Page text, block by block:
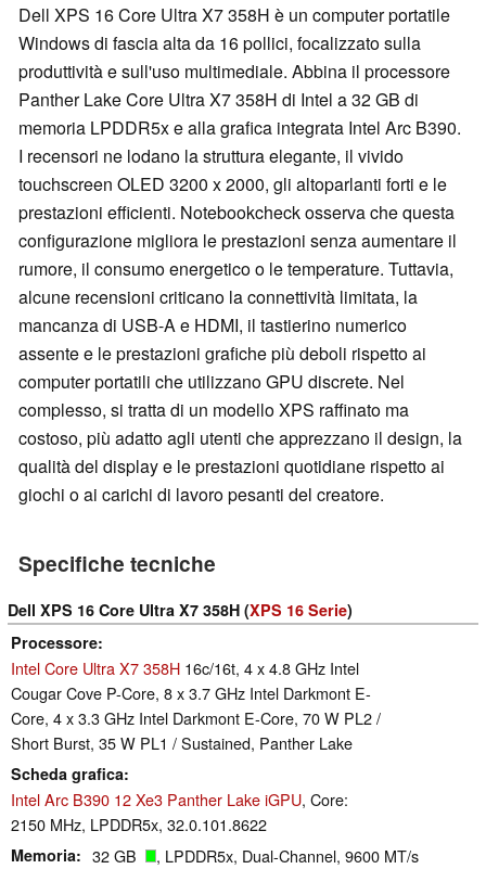
Dell XPS 16 Core Ultra X7 358H è un computer portatile
Windows di fascia alta da 16 pollici, focalizzato sulla
produttività e sull'uso multimediale. Abbina il processore
Panther Lake Core Ultra X7 358H di Intel a 32 GB di
memoria LPDDR5x e alla grafica integrata Intel Arc B390.
I recensori ne lodano la struttura elegante, il vivido
touchscreen OLED 3200 x 2000, gli altoparlanti forti e le
prestazioni efficienti. Notebookcheck osserva che questa
configurazione migliora le prestazioni senza aumentare il
rumore, il consumo energetico o le temperature. Tuttavia,
alcune recensioni criticano la connettività limitata, la
mancanza di USB-A e HDMI, il tastierino numerico
assente e le prestazioni grafiche più deboli rispetto ai
computer portatili che utilizzano GPU discrete. Nel
complesso, si tratta di un modello XPS raffinato ma
costoso, più adatto agli utenti che apprezzano il design, la
qualità del display e le prestazioni quotidiane rispetto ai
giochi o ai carichi di lavoro pesanti del creatore.
Specifiche tecniche
Dell XPS 16 Core Ultra X7 358H (XPS 16 Serie)
Processore
Intel Core Ultra X7 358H 16c/16t, 4 x 4.8 GHz Intel
Cougar Cove P-Core, 8 x 3.7 GHz Intel Darkmont E-
Core, 4 x 3.3 GHz Intel Darkmont E-Core, 70 W PL2 /
Short Burst, 35 W PL1 / Sustained, Panther Lake
Scheda grafica
Intel Arc B390 12 Xe3 Panther Lake iGPU, Core:
2150 MHz, LPDDR5x, 32.0.101.8622
Memoria 32 GB , LPDDR5x, Dual-Channel, 9600 MT/s